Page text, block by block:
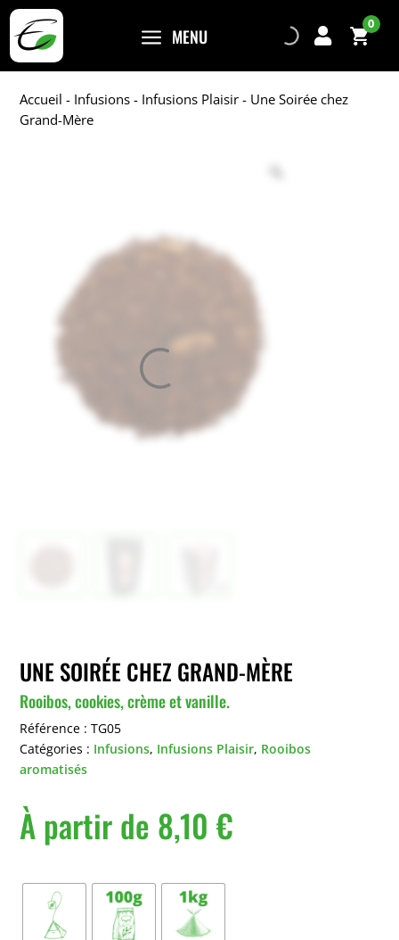
a MENU 
0
Accueil - Infusions - Infusions Plaisir - Une Soirée chez
Grand-Mère
UNE SOIRÉE CHEZ GRAND-MÈRE
Rooibos, cookies, crème et vanille.
Référence :TG05
Catégories : Infusions, Infusions Plaisir, Rooibos
aromatisés
À partir de 8,10€